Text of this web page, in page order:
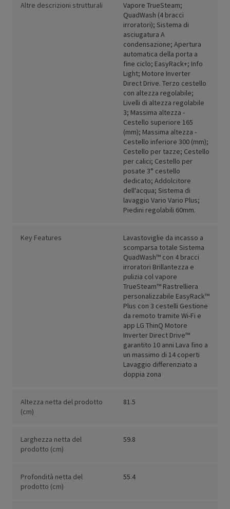
Altre descrizioni strutturali
Vapore TrueSteam;
QuadWash (4 bracci
irroratori); Sistema di
asciugatura A
condensazione; Apertura
automatica della porta a
fine ciclo; EasyRack+; Info
Light; Motore Inverter
Direct Drive. Terzo cestello
con altezza regolabile;
Livelli di altezza regolabile
3; Massima altezza -
Cestello superiore 165
(mm); Massima altezza -
Cestello inferiore 300 (mm);
Cestello per tazze; Cestello
per calici; Cestello per
posate 3° cestello
dedicato; Addolcitore
dell'acqua; Sistema di
lavaggio Vario Vario Plus;
Piedini regolabili 60mm.
Key Features
Lavastoviglie da incasso a
scomparsa totale Sistema
QuadWash™ con 4 bracci
irroratori Brillantezza e
pulizia col vapore
TrueSteam™ Rastrelliera
personalizzabile EasyRack™
Plus con 3 cestelli Gestione
da remoto tramite Wi-Fi e
app LG ThinQ Motore
Inverter Direct Drive™
garantito 10 anni Lava fino a
un massimo di 14 coperti
Lavaggio differenziato a
doppia zona
Altezza netta del prodotto
(cm)
81.5
Larghezza netta del
prodotto (cm)
59.8
Profondità netta del
prodotto (cm)
55.4